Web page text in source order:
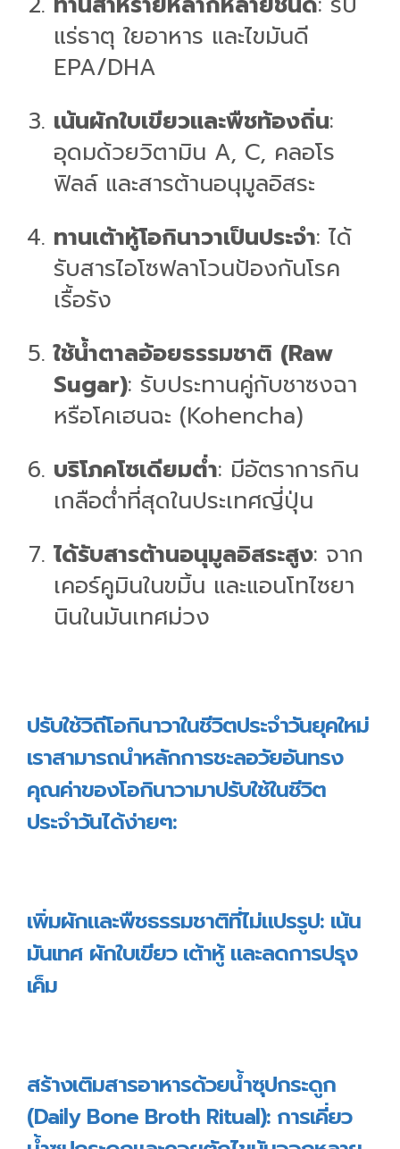
แร่ธาตุ ใยอาหาร และไขมันดี
EPA/DHA
เน้นผักใบเขียวและพืชท้องถิ่น:
อุดมด้วยวิตามิน A, C, คลอโร
ฟิลล์ และสารต้านอนุมูลอิสระ
ทานเต้าหู้โอกินาวาเป็นประจำ: ได้
รับสารไอโซฟลาโวนป้องกันโรค
เรื้อรัง
ใช้น้ำตาลอ้อยธรรมชาติ (Raw
Sugar): รับประทานคู่กับชาซงฉา
หรือโคเฮนฉะ (Kohencha)
บริโภคโซเดียมต่ำ: มีอัตราการกิน
เกลือต่ำที่สุดในประเทศญี่ปุ่น
ได้รับสารต้านอนุมูลอิสระสูง: จาก
เคอร์คูมินในขมิ้น และแอนโทไซยา
นินในมันเทศม่วง
ปรับใช้วิถีโอกินาวาในชีวิตประจำวันยุคใหม่
เราสามารถนำหลักการชะลอวัยอันทรง
คุณค่าของโอกินาวามาปรับใช้ในชีวิต
ประจำวันได้ง่ายๆ:
เพิ่มผักและพืชธรรมชาติที่ไม่แปรรูป: เน้น
มันเทศ ผักใบเขียว เต้าหู้ และลดการปรุง
เค็ม
สร้างเติมสารอาหารด้วยน้ำซุปกระดูก
(Daily Bone Broth Ritual): การเคี่ยว